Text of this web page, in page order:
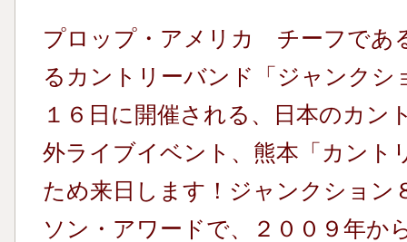
プロップ・アメリカ チーフであ
るカントリーバンド「ジャンクシ
１６日に開催される、日本のカン
外ライブイベント、熊本「カント
ため来日します！ジャンクション
ソン・アワードで、２００９年か